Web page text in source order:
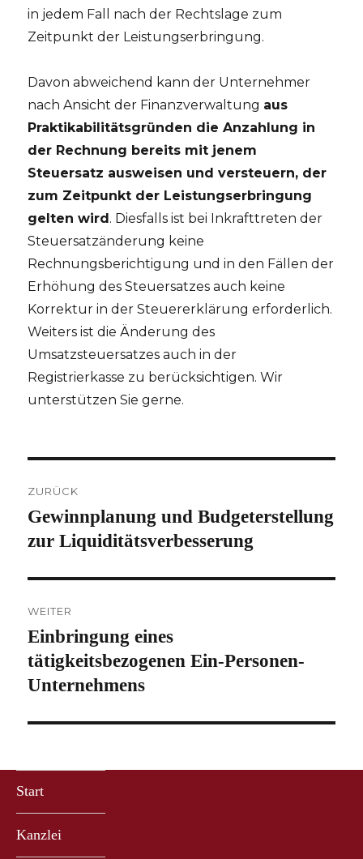
in jedem Fall nach der Rechtslage zum
Zeitpunkt der Leistungserbringung.
Davon abweichend kann der Unternehmer
nach Ansicht der Finanzverwaltung aus
Praktikabilitätsgründen die Anzahlung in
der Rechnung bereits mit jenem
Steuersatz ausweisen und versteuern, der
zum Zeitpunkt der Leistungserbringung
gelten wird. Diesfalls ist bei Inkrafttreten der
Steuersatzänderung keine
Rechnungsberichtigung und in den Fällen der
Erhöhung des Steuersatzes auch keine
Korrektur in der Steuererklärung erforderlich.
Weiters ist die Änderung des
Umsatzsteuersatzes auch in der
Registrierkasse zu berücksichtigen. Wir
unterstützen Sie gerne.
ZURÜCK
Vorheriger
Beitrag:
Gewinnplanung und Budgeterstellung
zur Liquiditätsverbesserung
WEITER
Nächster
Beitrag:
Einbringung eines
tätigkeitsbezogenen Ein-Personen-
Unternehmens
Start
Kanzlei